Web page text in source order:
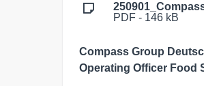
PDF - 146 kB
Compass Group
Operating Officer Food